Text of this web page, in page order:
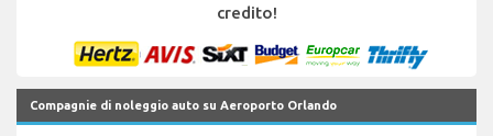
credito!
Compagnie di noleggio auto su Aeroporto Orlando